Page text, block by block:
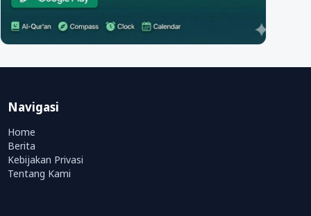
Navigasi
Home
Berita
Kebijakan Privasi
Tentang Kami